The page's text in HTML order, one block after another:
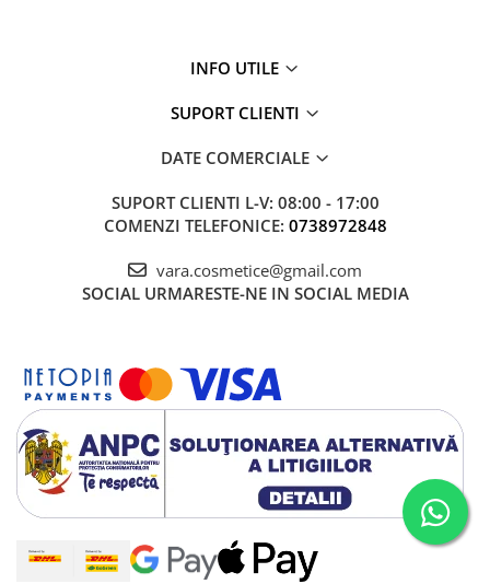
INFO UTILE
SUPORT CLIENTI
DATE COMERCIALE
SUPORT CLIENTI L-V: 08:00 - 17:00
COMENZI TELEFONICE: 0738972848
vara.cosmetice@gmail.com
SOCIAL URMARESTE-NE IN SOCIAL MEDIA